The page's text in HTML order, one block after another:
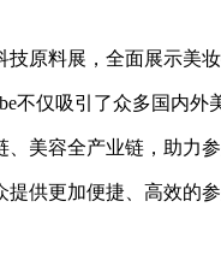
原料展，全面展示美
不仅吸引了众多国内外
美容全产业链，助力
供更加便捷、高效的参